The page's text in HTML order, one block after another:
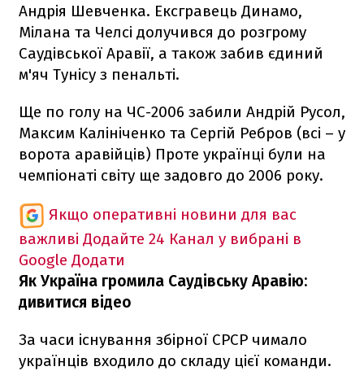
Андрія Шевченка. Ексгравець Динамо,
Мілана та Челсі долучився до розгрому
Саудівської Аравії, а також забив єдиний
м'яч Тунісу з пенальті.
Ще по голу на ЧС-2006 забили Андрій Русол,
Максим Калініченко та Сергій Ребров (всі – у
ворота аравійців) Проте українці були на
чемпіонаті світу ще задовго до 2006 року.
Якщо оперативні новини для вас
важливі Додайте 24 Канал у вибрані в
Google Додати
Як Україна громила Саудівську Аравію:
дивитися відео
За часи існування збірної СРСР чимало
українців входило до складу цієї команди.